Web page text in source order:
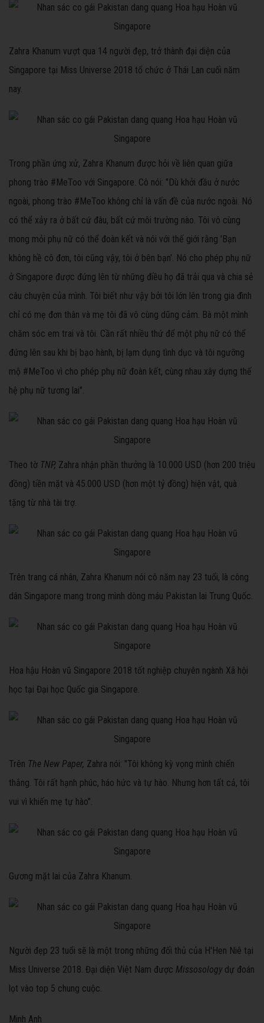
Zahra Khanum vượt qua 14 người đẹp, trở thành đại diện của
Singapore tại Miss Universe 2018 tổ chức ở Thái Lan cuối năm
nay.
Trong phần ứng xử, Zahra Khanum được hỏi về liên quan giữa
phong trào #MeToo với Singapore. Cô nói: "Dù khởi đầu ở nước
ngoài, phong trào #MeToo không chỉ là vấn đề của nước ngoài. Nó
có thể xảy ra ở bất cứ đâu, bất cứ môi trường nào. Tôi vô cùng
mong mỏi phụ nữ có thể đoàn kết và nói với thế giới rằng 'Bạn
không hề cô đơn, tôi cũng vậy, tôi ở bên bạn'. Nó cho phép phụ nữ
ở Singapore được đứng lên từ những điều họ đã trải qua và chia sẻ
câu chuyện của mình. Tôi biết như vậy bởi tôi lớn lên trong gia đình
chỉ có mẹ đơn thân và mẹ tôi đã vô cùng dũng cảm. Bà một mình
chăm sóc em trai và tôi. Cần rất nhiều thứ để một phụ nữ có thể
đứng lên sau khi bị bạo hành, bị lạm dụng tình dục và tôi ngưỡng
mộ #MeToo vì cho phép phụ nữ đoàn kết, cùng nhau xây dựng thế
hệ phụ nữ tương lai".
Theo tờ TNP, Zahra nhận phần thưởng là 10.000 USD (hơn 200 triệu
đồng) tiền mặt và 45.000 USD (hơn một tỷ đồng) hiện vật, quà
tặng từ nhà tài trợ.
Trên trang cá nhân, Zahra Khanum nói cô năm nay 23 tuổi, là công
dân Singapore mang trong mình dòng máu Pakistan lai Trung Quốc.
Hoa hậu Hoàn vũ Singapore 2018 tốt nghiệp chuyên ngành Xã hội
học tại Đại học Quốc gia Singapore.
Trên The New Paper, Zahra nói: "Tôi không kỳ vọng mình chiến
thắng. Tôi rất hạnh phúc, háo hức và tự hào. Nhưng hơn tất cả, tôi
vui vì khiến mẹ tự hào".
Gương mặt lai của Zahra Khanum.
Người đẹp 23 tuổi sẽ là một trong những đối thủ của H'Hen Niê tại
Miss Universe 2018. Đại diện Việt Nam được Missosologydự đoán
lọt vào top 5 chung cuộc.
Minh Anh